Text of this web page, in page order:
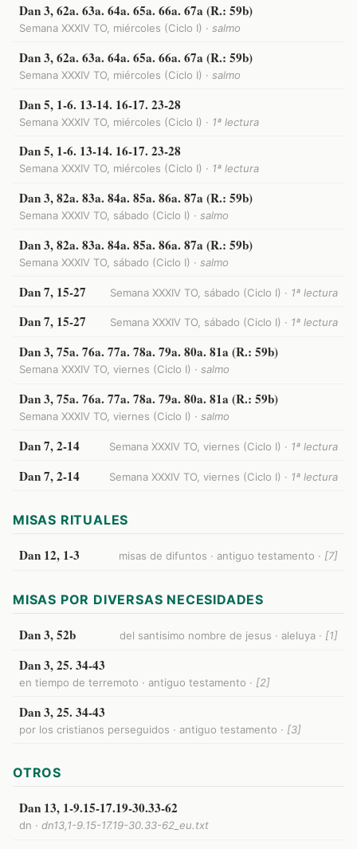
Dan 3, 62a. 63a. 64a. 65a. 66a. 67a (R.: 59b)
Semana XXXIV TO, miércoles (Ciclo I) · salmo
Dan 3, 62a. 63a. 64a. 65a. 66a. 67a (R.: 59b)
Semana XXXIV TO, miércoles (Ciclo I) · salmo
Dan 5, 1-6. 13-14. 16-17. 23-28
Semana XXXIV TO, miércoles (Ciclo I) · 1ª lectura
Dan 5, 1-6. 13-14. 16-17. 23-28
Semana XXXIV TO, miércoles (Ciclo I) · 1ª lectura
Dan 3, 82a. 83a. 84a. 85a. 86a. 87a (R.: 59b)
Semana XXXIV TO, sábado (Ciclo I) · salmo
Dan 3, 82a. 83a. 84a. 85a. 86a. 87a (R.: 59b)
Semana XXXIV TO, sábado (Ciclo I) · salmo
Dan 7, 15-27 Semana XXXIV TO, sábado (Ciclo I) · 1ª lectura
Dan 7, 15-27 Semana XXXIV TO, sábado (Ciclo I) · 1ª lectura
Dan 3, 75a. 76a. 77a. 78a. 79a. 80a. 81a (R.: 59b)
Semana XXXIV TO, viernes (Ciclo I) · salmo
Dan 3, 75a. 76a. 77a. 78a. 79a. 80a. 81a (R.: 59b)
Semana XXXIV TO, viernes (Ciclo I) · salmo
Dan 7, 2-14 Semana XXXIV TO, viernes (Ciclo I) · 1ª lectura
Dan 7, 2-14 Semana XXXIV TO, viernes (Ciclo I) · 1ª lectura
MISAS RITUALES
Dan 12, 1-3 misas de difuntos · antiguo testamento · [7]
MISAS POR DIVERSAS NECESIDADES
Dan 3, 52b del santisimo nombre de jesus · aleluya · [1]
Dan 3, 25. 34-43
en tiempo de terremoto · antiguo testamento · [2]
Dan 3, 25. 34-43
por los cristianos perseguidos · antiguo testamento · [3]
OTROS
Dan 13, 1-9.15-17.19-30.33-62
dn · dn13,1-9.15-17.19-30.33-62_eu.txt